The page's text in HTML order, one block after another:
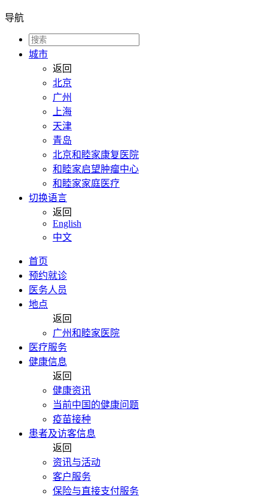
导航
城市
返回
北京
广州
上海
天津
青岛
北京和睦家康复医院
和睦家启望肿瘤中心
和睦家家庭医疗
切换语言
返回
English
中文
首页
预约就诊
医务人员
地点
返回
广州和睦家医院
医疗服务
健康信息
返回
健康资讯
当前中国的健康问题
疫苗接种
患者及访客信息
返回
资讯与活动
客户服务
保险与直接支付服务